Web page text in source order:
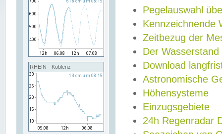
RHEIN - Koblenz
Pegelauswahl
Kennzeichnende
Zeitbezug der
Der Wasserstand
Download
Astronomische
Höhensysteme
Einzugsgebiete
24h Regenradar